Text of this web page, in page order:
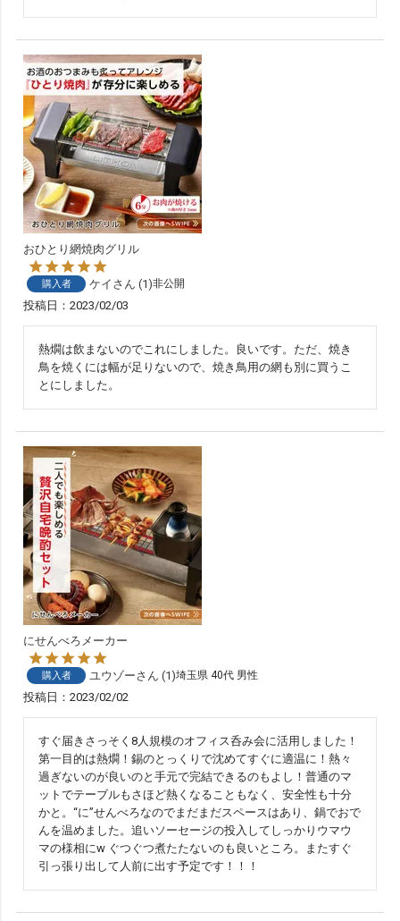
おひとり網焼肉グリル
購入者 ケイ 1 非公開
投稿日 2023/02/03
熱燗は飲まないのでこれにしました。良いです。ただ、焼き
鳥を焼くには幅が足りないので、焼き鳥用の網も別に買うこ
とにしました。
にせんべろメーカー
購入者 ユウゾー 1 埼玉県 40代 男性
投稿日 2023/02/02
すぐ届きさっそく8人規模のオフィス呑み会に活用しました！
第一目的は熱燗！錫のとっくりで沈めてすぐに適温に！熱々
過ぎないのが良いのと手元で完結できるのもよし！普通のマ
ットでテーブルもさほど熱くなることもなく、安全性も十分
かと。“に”せんべろなのでまだまだスペースはあり、鍋でおで
んを温めました。追いソーセージの投入してしっかりウマウ
マの様相にw ぐつぐつ煮たたないのも良いところ。またすぐ
引っ張り出して人前に出す予定です！！！